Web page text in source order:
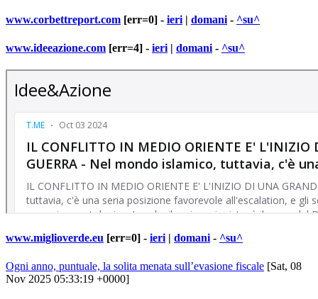
www.corbettreport.com [err=0] - ieri| domani- ^su^
www.ideeazione.com [err=4] - ieri | domani - ^su^
www.miglioverde.eu [err=0] - ieri | domani - ^su^
Ogni anno, puntuale, la solita menata sull’evasione fiscale [Sat, 08
Nov 2025 05:33:19 +0000]